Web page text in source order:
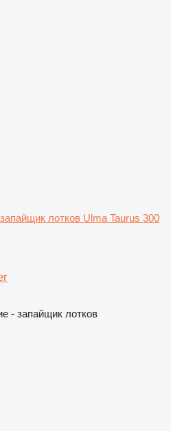
запайщик лотков Ulma Taurus 300
- запайщик лотков